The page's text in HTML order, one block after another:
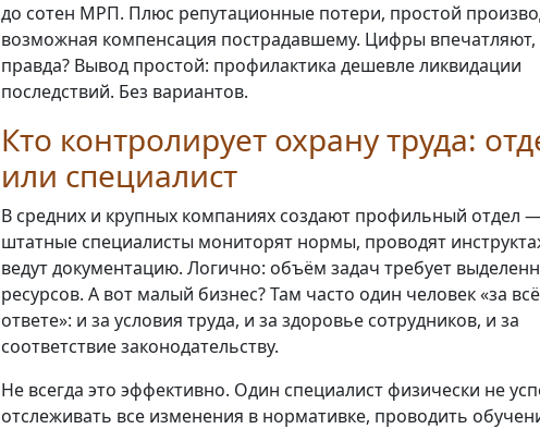
до сотен МРП. Плюс репутационные потери, простой
возможная компенсация пострадавшему. Цифры впечатляют,
правда? Вывод простой: профилактика дешевле ликвидации
последствий. Без вариантов.
Кто контролирует охрану труда:
или специалист
В средних и крупных компаниях создают профильный отдел
штатные специалисты мониторят нормы, проводят
ведут документацию. Логично: объём задач требует
ресурсов. А вот малый бизнес? Там часто один человек «за
ответе»: и за условия труда, и за здоровье сотрудников, и за
соответствие законодательству.
Не всегда это эффективно. Один специалист физически не
отслеживать все изменения в нормативке, проводить